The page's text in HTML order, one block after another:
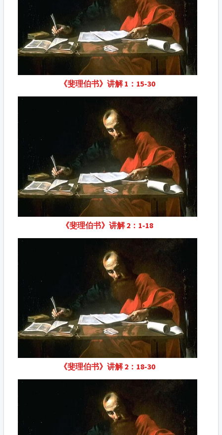
《斐理伯书》讲解 1：15-30
《斐理伯书》讲解 2：1-18
《斐理伯书》讲解 2：18-30